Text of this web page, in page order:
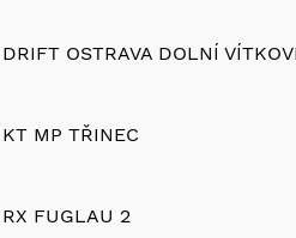
DRIFT OSTRAVA DOLNÍ
KT MP TŘINEC
RX FUGLAU 2